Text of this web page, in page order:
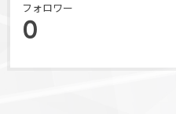
フォロワー
0